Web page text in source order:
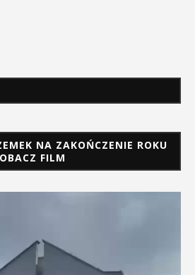
NA ZAKOŃCZENIE ROKU
FILM